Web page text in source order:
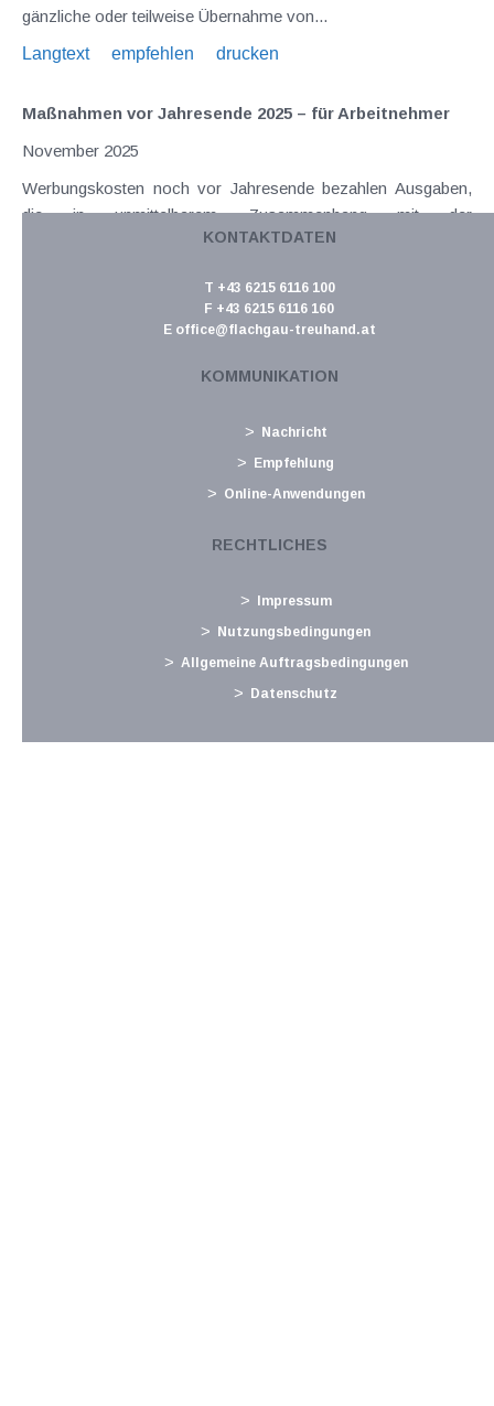
gänzliche oder teilweise Übernahme von...
Langtext
empfehlen drucken
Maßnahmen vor Jahresende 2025 – für Arbeitnehmer
November 2025
Werbungskosten noch vor Jahresende bezahlen Ausgaben,
die in unmittelbarem Zusammenhang mit der
nichtselbständigen Tätigkeit stehen, müssen noch vor dem
abgesetzt werden können. Oftmals handelt es sich dabei um...
empfehlen drucken
Sonderausgaben ohne Höchstbetrag und Kirchenbeitrag
unbeschränkt abzugsfähig: Nachkauf von
Weiterversicherung in der Pensionsversicherung, bestimmte
empfehlen drucken
KONTAKTDATEN
T +43 6215 6116 100
F +43 6215 6116 160
E office@flachgau-treuhand.at
KOMMUNIKATION
Nachricht
Empfehlung
Online-Anwendungen
RECHTLICHES
Impressum
Nutzungsbedingungen
Allgemeine Auftragsbedingungen
Datenschutz